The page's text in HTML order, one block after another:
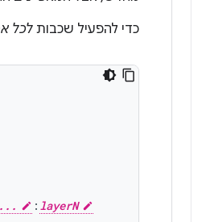
כדי להפעיל שכבות לכל
... : layerN